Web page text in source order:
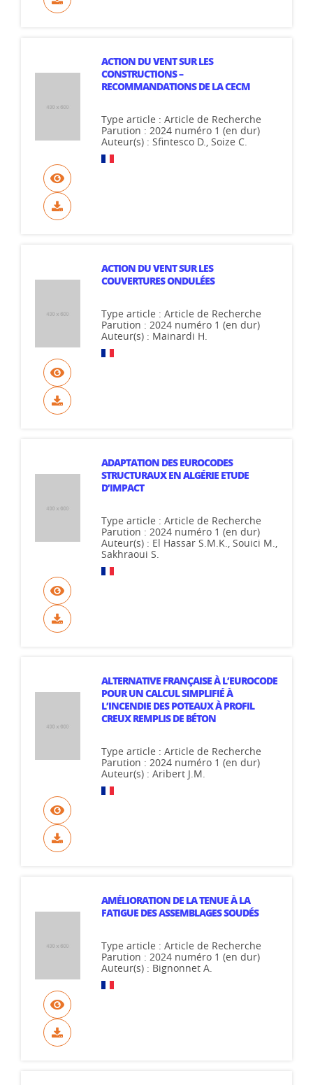
ACTION DU VENT SUR LES
CONSTRUCTIONS –
RECOMMANDATIONS DE LA CECM
Type article : Article de Recherche
Parution : 2024 numéro 1 (en dur)
Auteur(s) : Sfintesco D., Soize C.
ACTION DU VENT SUR LES
COUVERTURES ONDULÉES
Type article : Article de Recherche
Parution : 2024 numéro 1 (en dur)
Auteur(s) : Mainardi H.
ADAPTATION DES EUROCODES
STRUCTURAUX EN ALGÉRIE ETUDE
D’IMPACT
Type article : Article de Recherche
Parution : 2024 numéro 1 (en dur)
Auteur(s) : El Hassar S.M.K., Souici M.,
Sakhraoui S.
ALTERNATIVE FRANÇAISE À L’EUROCODE
POUR UN CALCUL SIMPLIFIÉ À
L’INCENDIE DES POTEAUX À PROFIL
CREUX REMPLIS DE BÉTON
Type article : Article de Recherche
Parution : 2024 numéro 1 (en dur)
Auteur(s) : Aribert J.M.
AMÉLIORATION DE LA TENUE À LA
FATIGUE DES ASSEMBLAGES SOUDÉS
Type article : Article de Recherche
Parution : 2024 numéro 1 (en dur)
Auteur(s) : Bignonnet A.